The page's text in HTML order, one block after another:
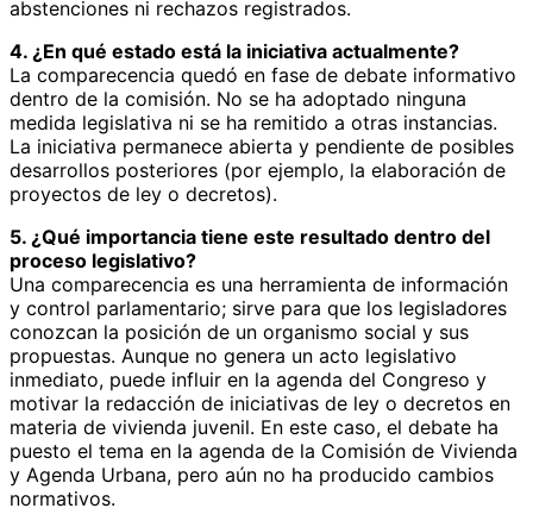
abstenciones ni rechazos registrados.
4. ¿En qué estado está la iniciativa actualmente?
La comparecencia quedó en fase de debate informativo
dentro de la comisión. No se ha adoptado ninguna
medida legislativa ni se ha remitido a otras instancias.
La iniciativa permanece abierta y pendiente de posibles
desarrollos posteriores (por ejemplo, la elaboración de
proyectos de ley o decretos).
5. ¿Qué importancia tiene este resultado dentro del
proceso legislativo?
Una comparecencia es una herramienta de información
y control parlamentario; sirve para que los legisladores
conozcan la posición de un organismo social y sus
propuestas. Aunque no genera un acto legislativo
inmediato, puede influir en la agenda del Congreso y
motivar la redacción de iniciativas de ley o decretos en
materia de vivienda juvenil. En este caso, el debate ha
puesto el tema en la agenda de la Comisión de Vivienda
y Agenda Urbana, pero aún no ha producido cambios
normativos.